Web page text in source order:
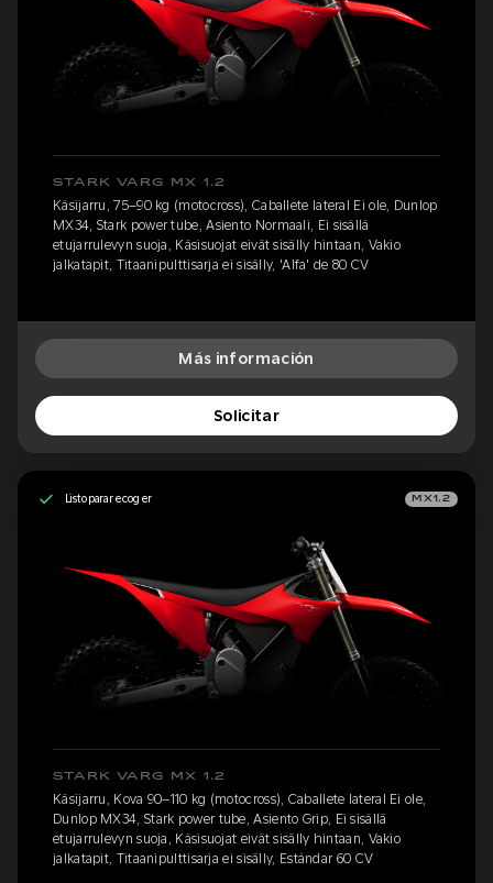
STARK VARG MX 1.2
Käsijarru, 75–90 kg (motocross), Caballete lateral Ei ole, Dunlop
MX34, Stark power tube, Asiento Normaali, Ei sisällä
etujarrulevyn suoja, Käsisuojat eivät sisälly hintaan, Vakio
jalkatapit, Titaanipulttisarja ei sisälly, 'Alfa' de 80 CV
Más información
Solicitar
Listo para recoger MX1.2
STARK VARG MX 1.2
Käsijarru, Kova 90–110 kg (motocross), Caballete lateral Ei ole,
Dunlop MX34, Stark power tube, Asiento Grip, Ei sisällä
etujarrulevyn suoja, Käsisuojat eivät sisälly hintaan, Vakio
jalkatapit, Titaanipulttisarja ei sisälly, Estándar 60 CV